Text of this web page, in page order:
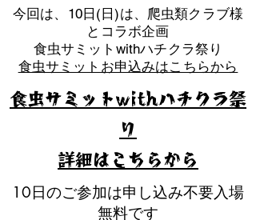
​今回は、10日(日)は、爬虫類クラブ様
とコラボ企画
​食虫サミットwithハチクラ祭り
食虫サミットお申込みはこちらから
10日のご参加は申し込み不要入場
無料です
食虫サミットwithハチクラ祭
り
​詳細はこちらから